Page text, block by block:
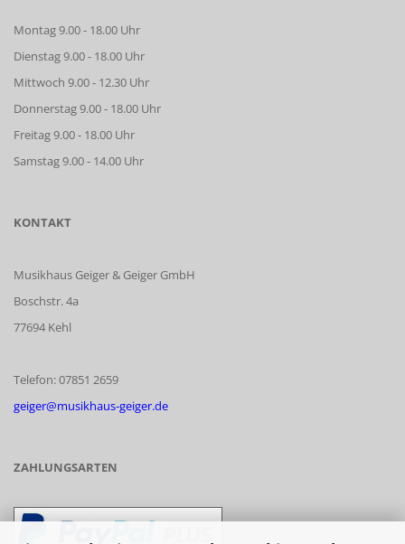
Montag 9.00 - 18.00 Uhr
Dienstag 9.00 - 18.00 Uhr
Mittwoch 9.00 - 12.30 Uhr
Donnerstag 9.00 - 18.00 Uhr
Freitag 9.00 - 18.00 Uhr
Samstag 9.00 - 14.00 Uhr
KONTAKT
Musikhaus Geiger & Geiger GmbH
Boschstr. 4a
77694 Kehl
Telefon: 07851 2659
geiger@musikhaus-geiger.de
ZAHLUNGSARTEN